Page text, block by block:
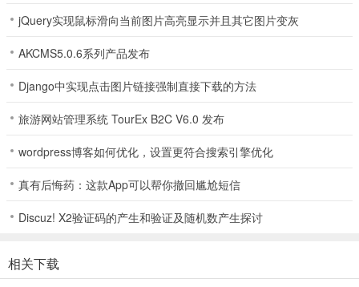
进行游戏竞技，全新的排位赛模式等你在游戏中不断体验，不断挑战
自己的极限，快速提升牌技。
麋鹿棋牌2026官方版 介绍
法，来感受到很多的好玩兴趣游戏，享受到丰富的游戏体验；
2、可以有更多的实力相当的对手与你完成到匹配，从而来帮助到你获
画与特效内容丰富视觉体验，很好的牌技交流中心，互相分享玩法，
全国的高手玩家们汇聚，与他们进行同场打牌。西元棋牌下载_西元棋
jQuery实现鼠标滑向当前图片高亮显示并且其它图片变灰
AKCMS5.0.6系列产品发布
Django中实现点击图片链接强制直接下载的方法
旅游网站管理系统 TourEx B2C V6.0 发布
wordpress博客如何优化，设置更符合搜索引擎优化
真有后悔药：这款App可以帮你撤回尴尬短信
Discuz! X2验证码的产生和验证及随机数产生探讨
相关下载